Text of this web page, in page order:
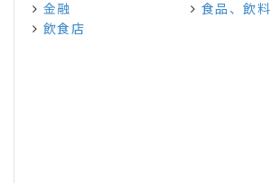
金融
食品、飲料
飲食店